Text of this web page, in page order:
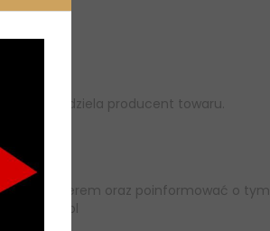
udziela producent towaru.
z kurierem oraz poinformować o tym